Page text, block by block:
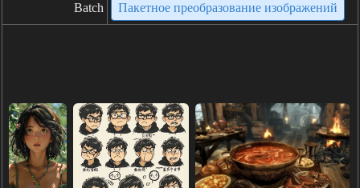
Batch Пакетное преобразование изображений